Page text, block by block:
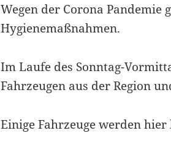
Wegen der Corona Pandemie
Hygienemaßnahmen.
Im Laufe des Sonntag-
Fahrzeugen aus der Region
Einige Fahrzeuge werden